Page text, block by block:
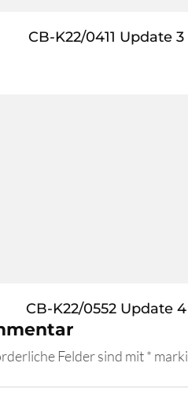
CB-K22/0411 Update 3
CB-K22/0552 Update 4
Felder sind mit*